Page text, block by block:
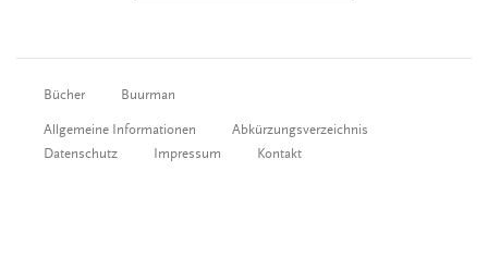
Bücher Buurman
Allgemeine Informationen
Abkürzungsverzeichnis
Datenschutz
Impressum Kontakt